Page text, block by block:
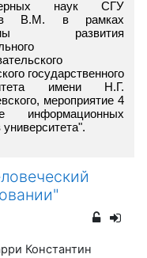
наук СГУ
В.М. в рамках
развития
государственного
имени Н.Г.
мероприятие 4
информационных
университета".
Константин